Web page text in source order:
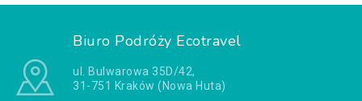
Biuro Podróży Ecotravel
ul. Bulwarowa 35D/42,
31-751 Kraków (Nowa Huta)